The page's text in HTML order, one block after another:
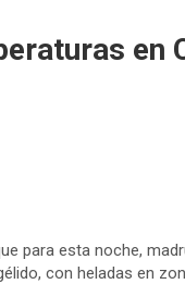
en
para esta noche,
con heladas en